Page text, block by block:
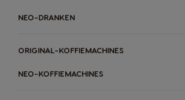
NEO-DRANKEN
ORIGINAL-KOFFIEMACHINES
NEO-KOFFIEMACHINES